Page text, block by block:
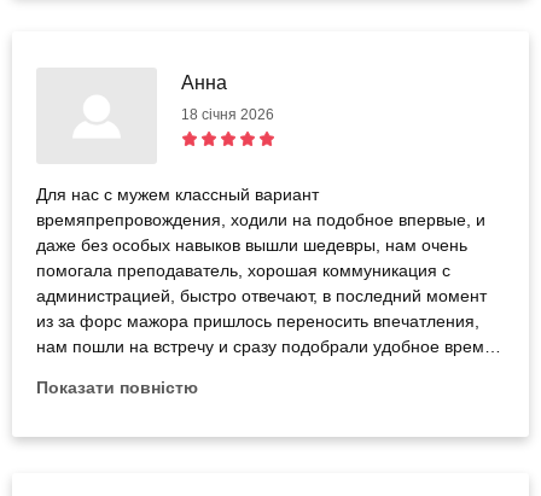
Анна
18 січня 2026
Для нас с мужем классный вариант
времяпрепровождения, ходили на подобное впервые, и
даже без особых навыков вышли шедевры, нам очень
помогала преподаватель, хорошая коммуникация с
администрацией, быстро отвечают, в последний момент
из за форс мажора пришлось переносить впечатления,
нам пошли на встречу и сразу подобрали удобное время.
Показати повністю